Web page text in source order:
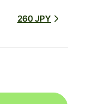
260 JPY